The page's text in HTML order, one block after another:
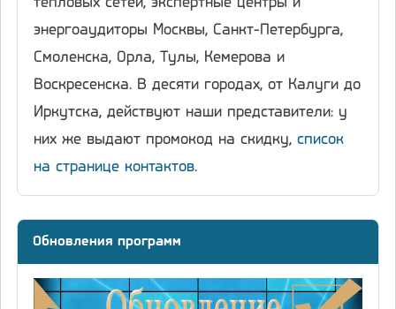
энергоаудиторы Москвы, Санкт-Петербурга,
Смоленска, Орла, Тулы, Кемерова и
Воскресенска. В десяти городах, от Калуги до
Иркутска, действуют наши представители: у
них же выдают промокод на скидку, список
на странице контактов.
Обновления программ